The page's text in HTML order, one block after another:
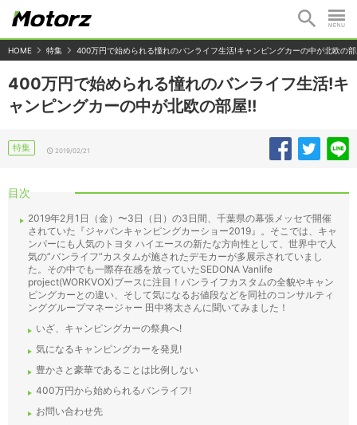
HOME 特集 400万円で始められる憧れのバンライフ生活!キャンピングカーの中が北欧の
400万円で始められる憧れのバンライフ生活!キ
ャンピングカーの中が北欧の部屋!!
特集 2019/02/21
目次
2019年2月1日（金）〜3日（日）の3日間、千葉県の幕張メッセで開催
されていた『ジャパンキャンピングカーショー2019』。そこでは、キャ
ンパーにも人気のトヨタ ハイエースの新たな方向性として、世界中で人
気の”バンライフ”カスタムが施されたデモカーが多展示されていまし
た。その中でも一際存在感を放っていたSEDONA Vanlife
project(WORKVOX)ブースに注目！バンライフカスタムの全貌やキャン
ピングカーとの違い、そして気になるお値段などを同社のコンサルティ
ンググループマネージャー 田中将太さんに聞いてみました！
いざ、キャンピングカーの祭典へ!
気になるキャンピングカーを発見!
豊かさと豪華であることは比例しない
400万円から始められるバンライフ!
お問い合わせ先